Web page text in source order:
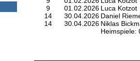
9
01.02.2026 Luca Kotzot
14
30.04.2026 Daniel
14
30.04.2026 Niklas
Heimspiele: